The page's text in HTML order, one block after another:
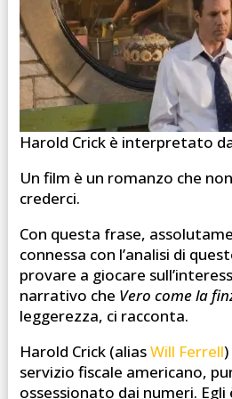
Harold Crick è interpretato
Un film è un romanzo che
crederci.
Con questa frase,
connessa con l’analisi di
provare a giocare
narrativo che Vero come la
leggerezza, ci racconta.
Harold Crick (aliasWill Ferrell
servizio fiscale americano,
ossessionato dai numeri. Egli